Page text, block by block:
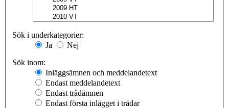
Sök i underkategorier:
Ja
Nej
Sök inom:
Inläggsämnen och meddelandetext
Endast meddelandetext
Endast trådämnen
Endast första inlägget i trådar